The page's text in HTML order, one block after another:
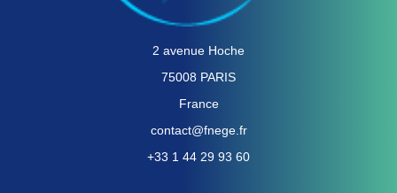
2 avenue Hoche
75008 PARIS
France
contact@fnege.fr
+33 1 44 29 93 60